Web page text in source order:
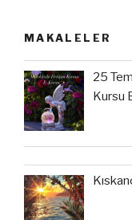
MAKALELER
25
Kursu